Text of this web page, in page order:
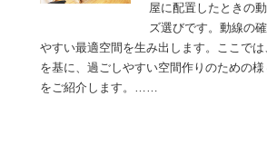
屋に配置したときの
ズ選びです。動線の
やすい最適空間を生み出します。ここでは
を基に、過ごしやすい空間作りのための様
をご紹介します。……